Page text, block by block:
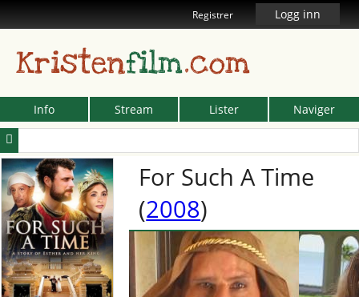
Registrer Logg inn
Kristenfilm.com
Info Stream Lister Naviger
For Such A Time
(2008)